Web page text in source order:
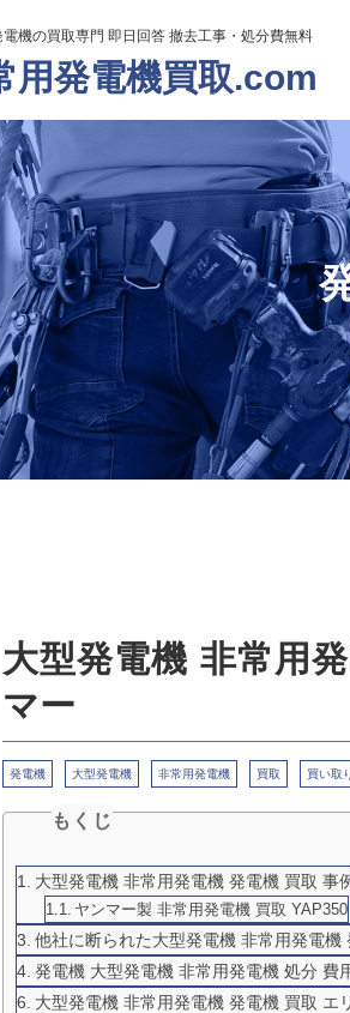
機の買取専門 即日回答 撤去工事・処分費無料
用発電機買取.com
大型発電機 非常用
マー
発電機 大型発電機 非常用発電機 買取 買い取
もくじ
大型発電機 非常用発電機 発電機 買取 事
ヤンマー製 非常用発電機 買取 YAP350
他社に断られた大型発電機 非常用発電
発電機 大型発電機 非常用発電機 処分 費
大型発電機 非常用発電機 発電機 買取 エ